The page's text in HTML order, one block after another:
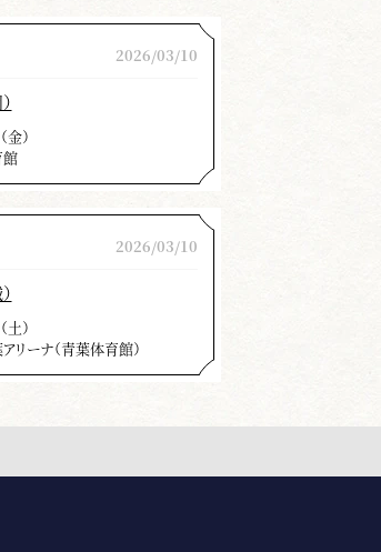
事を残念に思いま
形合わせをして臨
と修錬不足が散見さ
果を『日本剣道形
加し、正しい形の習
。
踊にすぎない。形の
の理合やその他の効
2026/03/10
）
2026/03/10
）
リーナ（青葉体育館）